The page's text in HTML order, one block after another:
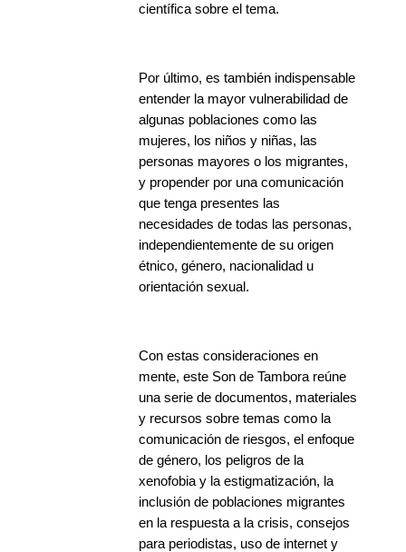
científica sobre el tema.
Por último, es también indispensable
entender la mayor vulnerabilidad de
algunas poblaciones como las
mujeres, los niños y niñas, las
personas mayores o los migrantes,
y propender por una comunicación
que tenga presentes las
necesidades de todas las personas,
independientemente de su origen
étnico, género, nacionalidad u
orientación sexual.
Con estas consideraciones en
mente, este Son de Tambora reúne
una serie de documentos, materiales
y recursos sobre temas como la
comunicación de riesgos, el enfoque
de género, los peligros de la
xenofobia y la estigmatización, la
inclusión de poblaciones migrantes
en la respuesta a la crisis, consejos
para periodistas, uso de internet y